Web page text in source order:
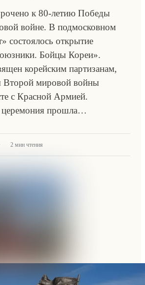
к 80-летию Победы
войне. В подмосковном
состоялось открытие
Бойцы Кореи».
корейским партизанам,
Второй мировой войны
с Красной Армией.
церемония прошла…
2 мин чтения